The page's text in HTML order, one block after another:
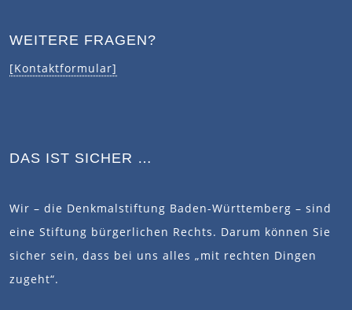
WEITERE FRAGEN?
[Kontaktformular]
DAS IST SICHER …
Wir – die Denkmalstiftung Baden-Württemberg – sind
eine Stiftung bürgerlichen Rechts. Darum können Sie
sicher sein, dass bei uns alles „mit rechten Dingen
zugeht“.